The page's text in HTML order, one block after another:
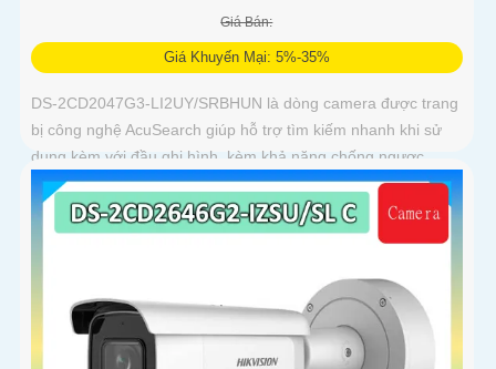
Giá Bán:
Giá Khuyến Mại: 5%-35%
DS-2CD2047G3-LI2UY/SRBHUN là dòng camera được trang
bị công nghệ AcuSearch giúp hỗ trợ tìm kiếm nhanh khi sử
dụng kèm với đầu ghi hình, kèm khả năng chống ngược
sáng WDR 130dB, trang bị micro kép và loa hỗ trợ đàm thoại
2 chiều, ống kính 4